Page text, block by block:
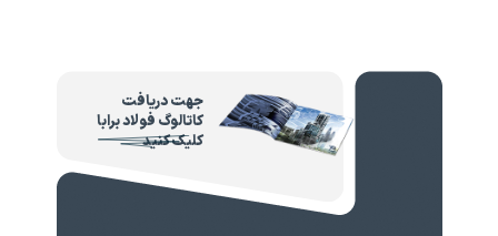
جهت دریافت
کاتالوگ فولاد برابا
کلیک کنید